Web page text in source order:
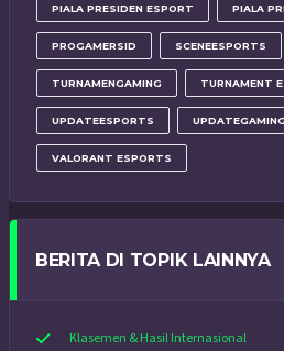
PIALA PRESIDEN ESPORT PIALA
PROGAMERSID SCENEESPORTS
TURNAMENGAMING TURNAMENT
UPDATEESPORTS UPDATEGAMING
VALORANT ESPORTS
BERITA DI TOPIK LAINNYA
Klasemen & Hasil Internasional